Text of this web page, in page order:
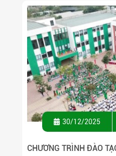
30/12/2025
CHƯƠNG TRÌNH ĐÀO